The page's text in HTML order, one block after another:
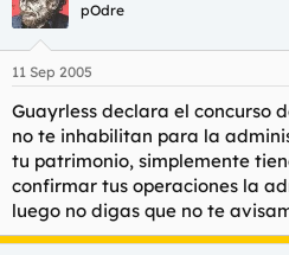
pOdre
11 Sep 2005
Guayrless declara el concurso
no te inhabilitan para la
tu patrimonio, simplemente
confirmar tus operaciones la
luego no digas que no te